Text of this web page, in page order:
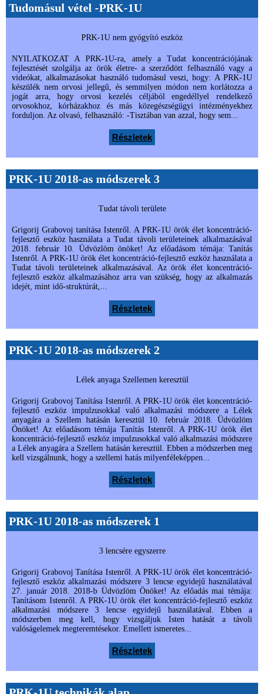
Tudomásul vétel -PRK-1U
PRK-1U nem gyógyító eszköz
NYILATKOZAT A PRK-1U-ra, amely a Tudat koncentrációjának
fejlesztését szolgálja az örök életre- a szerződött felhasználó vagy a
videókat, alkalmazásokat használó tudomásul veszi, hogy: A PRK-1U
készülék nem orvosi jellegű, és semmilyen módon nem korlátozza a
jogát arra, hogy orvosi kezelés céljából engedéllyel rendelkező
orvosokhoz, kórházakhoz és más közegészségügyi intézményekhez
forduljon. Az olvasó, felhasználó: -Tisztában van azzal, hogy sem...
Részletek
PRK-1U 2018-as módszerek 3
Tudat távoli területe
Grigorij Grabovoj tanítása Istenről. A PRK-1U örök élet koncentráció-
fejlesztő eszköz használata a Tudat távoli területeinek alkalmazásával
2018. február 10. Üdvözlöm önöket! Az előadásom témája: Tanítás
Istenről. A PRK-1U örök élet koncentráció-fejlesztő eszköz használata a
Tudat távoli területeinek alkalmazásával. Az örök élet koncentráció-
fejlesztő eszköz alkalmazásához arra van szükség, hogy az alkalmazás
idejét, mint idő-struktúrát,...
Részletek
PRK-1U 2018-as módszerek 2
Lélek anyaga Szellemen keresztül
Grigorij Grabovoj Tanítása Istenről. A PRK-1U örök élet koncentráció-
fejlesztő eszköz impulzusokkal való alkalmazási módszere a Lélek
anyagára a Szellem hatásán keresztül 10. február 2018. Üdvözlöm
Önöket! Az előadásom témája Tanítás Istenről. A PRK-1U örök élet
koncentráció-fejlesztő eszköz impulzusokkal való alkalmazási módszere
a Lélek anyagára a Szellem hatásán keresztül. Ebben a módszerben meg
kell vizsgálnunk, hogy a szellemi hatás milyenféleképpen...
Részletek
PRK-1U 2018-as módszerek 1
3 lencsére egyszerre
Grigorij Grabovoj Tanítása Istenről. A PRK-1U örök élet koncentráció-
fejlesztő eszköz alkalmazási módszere 3 lencse egyidejű használatával
27. január 2018. 2018-b Üdvözlöm Önöket! Az előadás mai témája:
Tanításom Istenről. A PRK-1U örök élet koncentráció-fejlesztő eszköz
alkalmazási módszere 3 lencse egyidejű használatával. Ebben a
módszerben meg kell, hogy vizsgáljuk Isten hatását a távoli
valóságelemek megteremtésekor. Emellett ismeretes...
Részletek